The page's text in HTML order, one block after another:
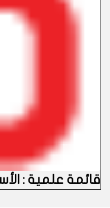
قائمة علمية :